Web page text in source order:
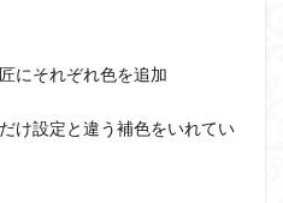
にそれぞれ色を追加
け設定と違う補色をいれてい